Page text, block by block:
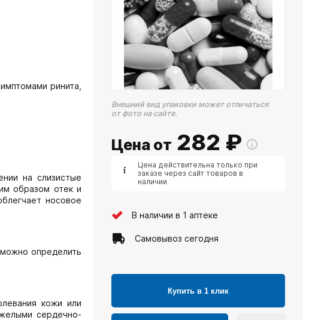
ринита,
на слизистые
образом отек и
носовое
определить
кожи или
сердечно-
Внешний вид упаковки может отличаться
от фото на сайте.
Цена от 282 ₽
Цена действительна только при
заказе через сайт товаров в
наличии
В наличии в 1 аптеке
Самовывоз сегодня
Купить в 1 клик